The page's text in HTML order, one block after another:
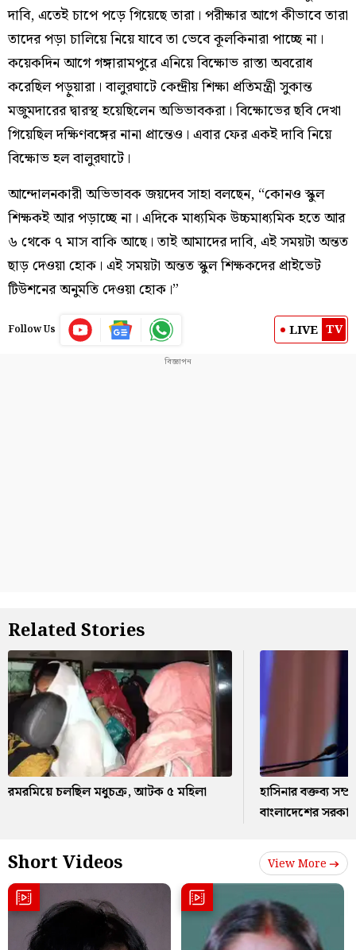
দাবি, এতেই চাপে পড়ে গিয়েছে তারা। পরীক্ষার আগে কীভাবে তারা
তাদের পড়া চালিয়ে নিয়ে যাবে তা ভেবে কূলকিনারা পাচ্ছে না।
কয়েকদিন আগে গঙ্গারামপুরে এনিয়ে বিক্ষোভ রাস্তা অবরোধ
করেছিল পড়ুয়ারা। বালুরঘাটে কেন্দ্রীয় শিক্ষা প্রতিমন্ত্রী সুকান্ত
মজুমদারের দ্বারস্থ হয়েছিলেন অভিভাবকরা। বিক্ষোভের ছবি দেখা
গিয়েছিল দক্ষিণবঙ্গের নানা প্রান্তেও। এবার ফের একই দাবি নিয়ে
বিক্ষোভ হল বালুরঘাটে।
আন্দোলনকারী অভিভাবক জয়দেব সাহা বলছেন, “কোনও স্কুল
শিক্ষকই আর পড়াচ্ছে না। এদিকে মাধ্যমিক উচ্চমাধ্যমিক হতে আর
৬ থেকে ৭ মাস বাকি আছে। তাই আমাদের দাবি, এই সময়টা অন্তত
ছাড় দেওয়া হোক। এই সময়টা অন্তত স্কুল শিক্ষকদের প্রাইভেট
টিউশনের অনুমতি দেওয়া হোক।”
Follow Us LIVE TV
Related Stories
রমরমিয়ে চলছিল মধুচক্র, আটক ৫ মহিলা
হাসিনার বক্তব্য
বাংলাদেশের
Short Videos View More